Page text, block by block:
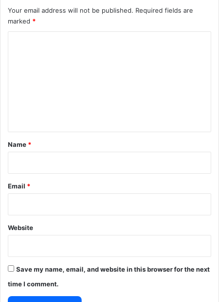
Your email address will not be published. Required fields are
marked *
*
Name *
Email *
Website
Save my name, email, and website in this browser for the next
time I comment.